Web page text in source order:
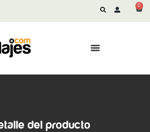
0
del producto